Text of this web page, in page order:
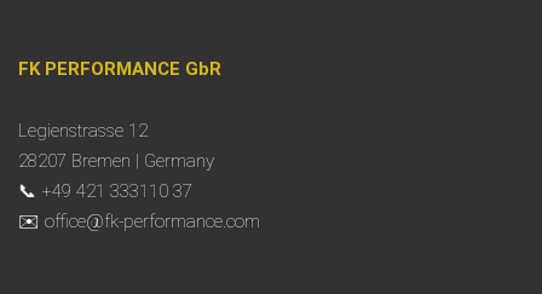
FK PERFORMANCE GbR
Legienstrasse 12
28207 Bremen | Germany
📞 +49 421 333110 37
✉️ office@fk-performance.com